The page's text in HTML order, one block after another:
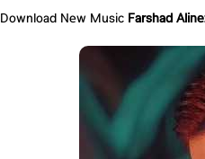
Download New Music Farshad